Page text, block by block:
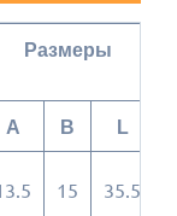
Размеры
A B L
15 35.5